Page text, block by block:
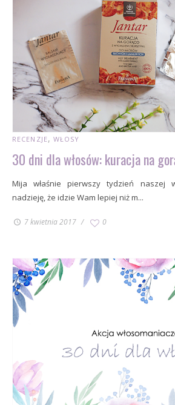
RECENZJE WŁOSY
30 dni dla włosów: kuracja na
Mija właśnie pierwszy tydzień naszej
nadzieję, że idzie Wam lepiej niż m...
7 kwietnia 2017 0